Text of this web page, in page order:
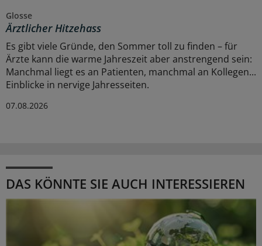
Glosse
Ärztlicher Hitzehass
Es gibt viele Gründe, den Sommer toll zu finden – für
Ärzte kann die warme Jahreszeit aber anstrengend sein:
Manchmal liegt es an Patienten, manchmal an Kollegen...
Einblicke in nervige Jahresseiten.
07.08.2026
DAS KÖNNTE SIE AUCH INTERESSIEREN